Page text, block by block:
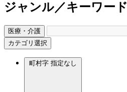
ジャンル／キーワード
医療・介護
カテゴリ選択
町村字 指定なし